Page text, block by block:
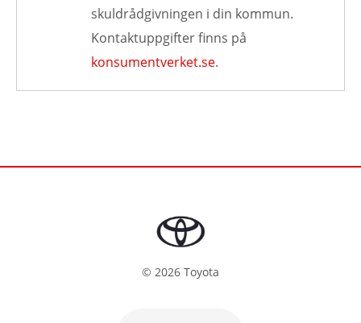
skuldrådgivningen i din kommun.
Kontaktuppgifter finns på
konsumentverket.se.
© 2026 Toyota